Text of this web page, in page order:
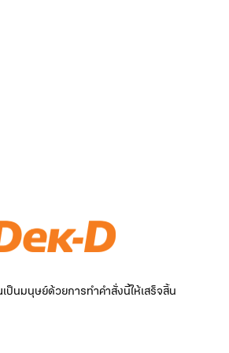
ป็นมนุษย์ด้วยการทำคำสั่งนี้ให้เสร็จสิ้น